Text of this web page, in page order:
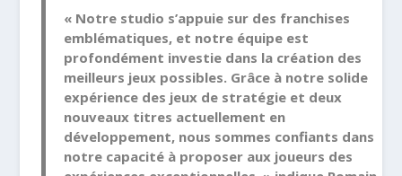
« Notre studio s’appuie sur des franchises
emblématiques, et notre équipe est
profondément investie dans la création des
meilleurs jeux possibles. Grâce à notre solide
expérience des jeux de stratégie et deux
nouveaux titres actuellement en
développement, nous sommes confiants dans
notre capacité à proposer aux joueurs des